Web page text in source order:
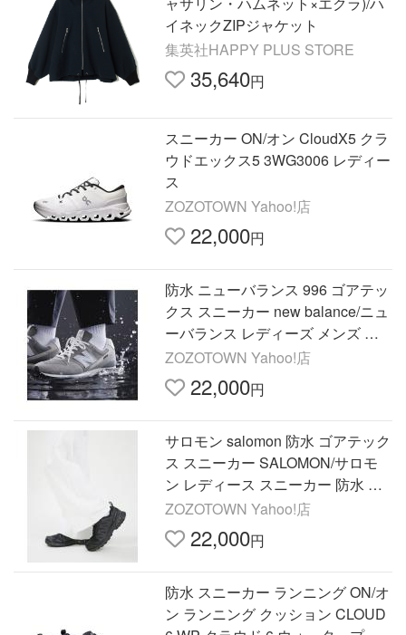
イネックZIPジャケット
集英社HAPPY PLUS STORE
35,640円
スニーカー ON/オン CloudX5 クラ
ウドエックス5 3WG3006 レディー
ス
ZOZOTOWN Yahoo!店
22,000円
防水 ニューバランス 996 ゴアテッ
クス スニーカー new balance/ニュ
ーバランス レディーズ メンズ ス
ニーカー CM996X ゴアテックス
防水 雨対応 CM996X
ZOZOTOWN Yahoo!店
22,000円
サロモン salomon 防水 ゴアテック
ス スニーカー SALOMON/サロモ
ン レディース スニーカー 防水 ゴ
アテックス XA PRO 3D V9 GTX W
エックス エー プロ ブ…
ZOZOTOWN Yahoo!店
22,000円
防水 スニーカー ランニング ON/オ
ン ランニング クッション CLOUD